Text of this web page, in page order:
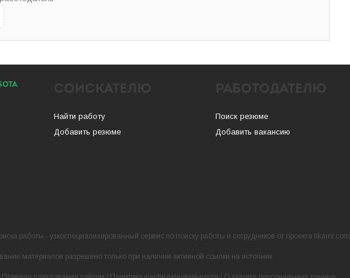
Найти работу
Добавить резюме
Поиск резюме
Добавить вакансию
работы - узкоспециализированный сервис по поиску работы и сотрудников от проекта likarni.com
материалов разрешено только при наличии активной ссылки на источник